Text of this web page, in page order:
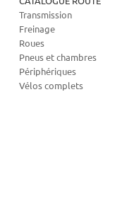
Transmission
Freinage
Roues
Pneus et chambres
Périphériques
Vélos complets